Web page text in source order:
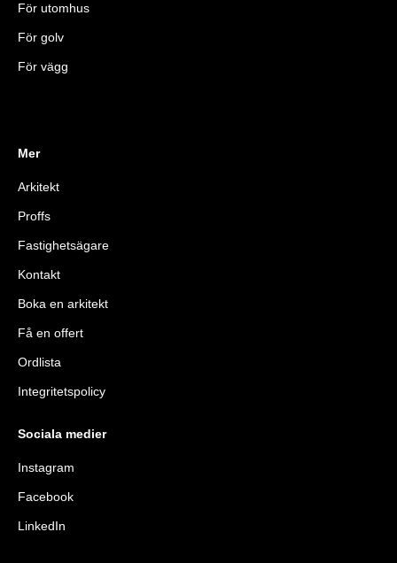
För utomhus
För golv
För vägg
Mer
Arkitekt
Proffs
Fastighetsägare
Kontakt
Boka en arkitekt
Få en offert
Ordlista
Integritetspolicy
Sociala medier
Instagram
Facebook
LinkedIn